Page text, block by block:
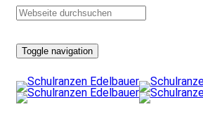
Toggle navigation